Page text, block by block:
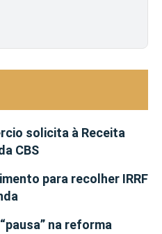
solicita à Receita
CBS
para recolher IRRF
na reforma